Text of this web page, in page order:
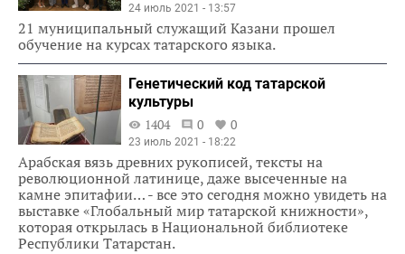
24 июль 2021 - 13:57
21 муниципальный служащий Казани прошел
обучение на курсах татарского языка.
Генетический код татарской
культуры
1404
0 0
23 июль 2021 - 18:22
Арабская вязь древних рукописей, тексты на
революционной латинице, даже высеченные на
камне эпитафии… - все это сегодня можно увидеть на
выставке «Глобальный мир татарской книжности»,
которая открылась в Национальной библиотеке
Республики Татарстан.